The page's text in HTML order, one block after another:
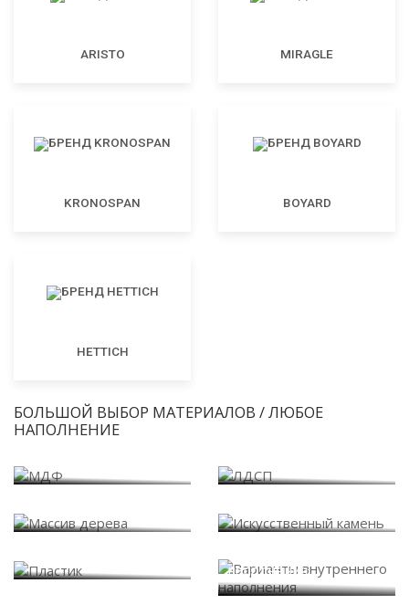
ARISTO MIRAGLE
KRONOSPAN BOYARD
HETTICH
БОЛЬШОЙ ВЫБОР МАТЕРИАЛОВ / ЛЮБОЕ
НАПОЛНЕНИЕ
наполнения